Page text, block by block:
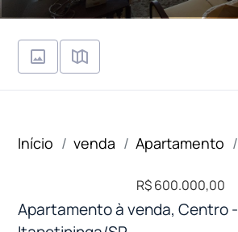
Início venda Apartamento
R$ 600.000,00
Apartamento à venda, Centro -